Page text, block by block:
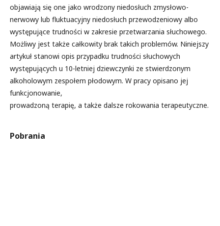
objawiają się one jako wrodzony niedosłuch zmysłowo-
nerwowy lub fluktuacyjny niedosłuch przewodzeniowy albo
występujące trudności w zakresie przetwarzania słuchowego.
Możliwy jest także całkowity brak takich problemów. Niniejszy
artykuł stanowi opis przypadku trudności słuchowych
występujących u 10-letniej dziewczynki ze stwierdzonym
alkoholowym zespołem płodowym. W pracy opisano jej
funkcjonowanie,
prowadzoną terapię, a także dalsze rokowania terapeutyczne.
Pobrania